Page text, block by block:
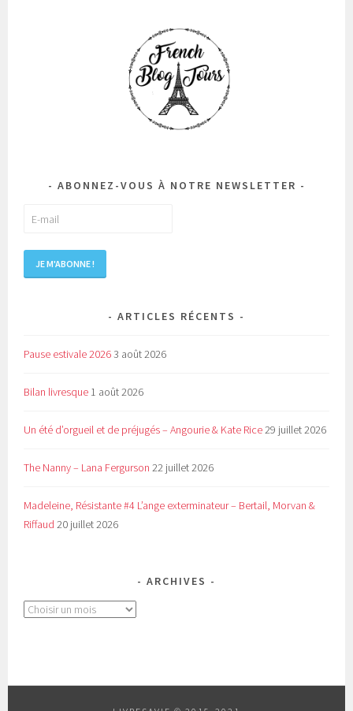
ABONNEZ-VOUS À NOTRE NEWSLETTER
ARTICLES RÉCENTS
Pause estivale 20263 août 2026
Bilan livresque 1 août 2026
Un été d’orgueil et de préjugés – Angourie & Kate Rice29 juillet 2026
The Nanny – Lana Fergurson 22 juillet 2026
Madeleine, Résistante #4 L’ange exterminateur – Bertail, Morvan &
Riffaud 20 juillet 2026
ARCHIVES
Archives